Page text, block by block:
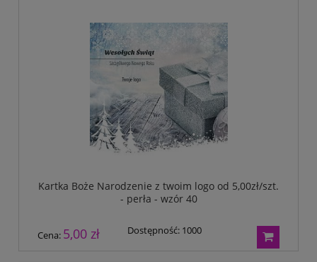
Kartka Boże Narodzenie z twoim logo od 5,00zł/szt.
- perła - wzór 40
Cena: 5,00 zł Dostępność: 1000